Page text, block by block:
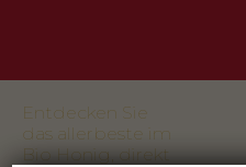
Entdecken Sie
das allerbeste im
Bio Honig, direkt